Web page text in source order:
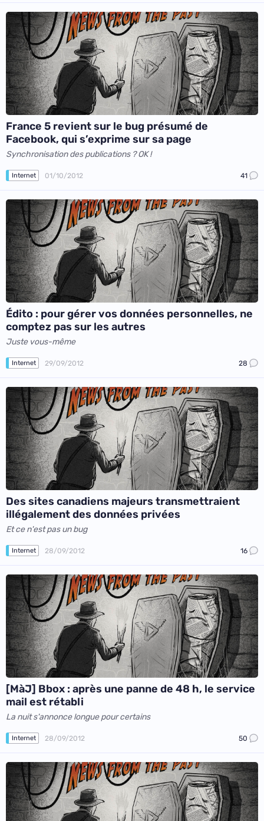
France 5 revient sur le bug présumé de
Facebook, qui s’exprime sur sa page
Synchronisation des publications ? OK !
Internet 01/10/2012 41
Édito : pour gérer vos données personnelles, ne
comptez pas sur les autres
Juste vous-même
Internet 29/09/2012 28
Des sites canadiens majeurs transmettraient
illégalement des données privées
Et ce n'est pas un bug
Internet 28/09/2012 16
[MàJ] Bbox : après une panne de 48 h, le service
mail est rétabli
La nuit s'annonce longue pour certains
Internet 28/09/2012 50